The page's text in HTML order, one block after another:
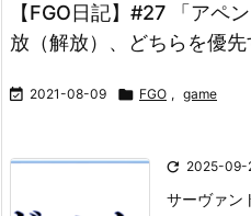
【FGO日記】#27 「アペ
放（解放）、どちらを優先
 2021-08-09  FGO , game
 2025-09-
サーヴァン